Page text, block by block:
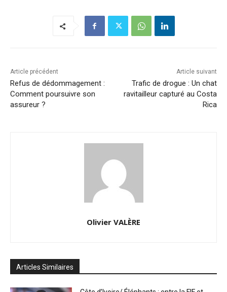
Article précédent
Refus de dédommagement :
Comment poursuivre son
assureur ?
Article suivant
Trafic de drogue : Un chat
ravitailleur capturé au Costa
Rica
Olivier VALÈRE
Articles Similaires